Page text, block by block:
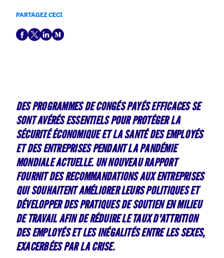
PARTAGEZ CECI
DES PROGRAMMES DE CONGÉS PAYÉS EFFICACES SE
SONT AVÉRÉS ESSENTIELS POUR PROTÉGER LA
SÉCURITÉ ÉCONOMIQUE ET LA SANTÉ DES EMPLOYÉS
ET DES ENTREPRISES PENDANT LA PANDÉMIE
MONDIALE ACTUELLE. UN NOUVEAU RAPPORT
FOURNIT DES RECOMMANDATIONS AUX ENTREPRISES
QUI SOUHAITENT AMÉLIORER LEURS POLITIQUES ET
DÉVELOPPER DES PRATIQUES DE SOUTIEN EN MILIEU
DE TRAVAIL AFIN DE RÉDUIRE LE TAUX D'ATTRITION
DES EMPLOYÉS ET LES INÉGALITÉS ENTRE LES SEXES,
EXACERBÉES PAR LA CRISE.